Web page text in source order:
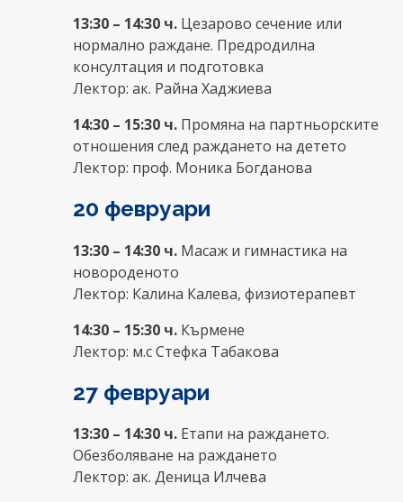
13:30 – 14:30 ч. Цезарово сечение или
нормално раждане. Предродилна
консултация и подготовка
Лектор: ак. Райна Хаджиева
14:30 – 15:30 ч. Промяна на партньорските
отношения след раждането на детето
Лектор: проф. Моника Богданова
20 февруари
13:30 – 14:30 ч. Масаж и гимнастика на
новороденото
Лектор: Калина Калева, физиотерапевт
14:30 – 15:30 ч. Кърмене
Лектор: м.с Стефка Табакова
27 февруари
13:30 – 14:30 ч. Етапи на раждането.
Обезболяване на раждането
Лектор: ак. Деница Илчева